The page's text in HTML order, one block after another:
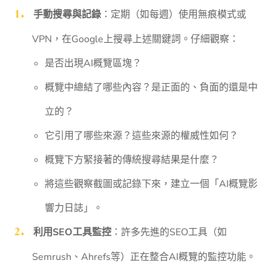
手動搜尋與記錄：定期（如每週）使用無痕模式或
VPN，在Google上搜尋上述關鍵詞。仔細觀察：
是否出現AI概覽區塊？
概覽中總結了哪些內容？是正面的、負面的還是中
立的？
它引用了哪些來源？這些來源的權威性如何？
概覽下方緊接著的傳統搜尋結果是什麼？
將這些觀察截圖或記錄下來，建立一個「AI概覽影
響力日誌」。
利用SEO工具監控：許多先進的SEO工具（如
Semrush、Ahrefs等）正在整合AI概覽的監控功能。